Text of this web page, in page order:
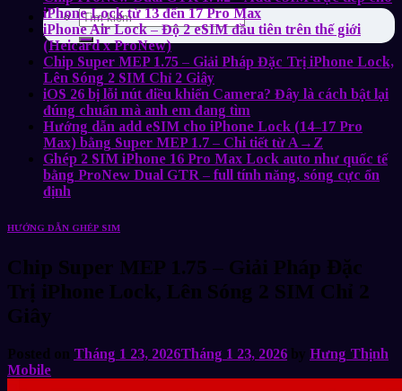
iPhone Lock từ 13 đến 17 Pro Max
iPhone Air Lock – Độ 2 eSIM đầu tiên trên thế giới
(Heicard x ProNew)
Chip Super MEP 1.75 – Giải Pháp Đặc Trị iPhone Lock,
Lên Sóng 2 SIM Chỉ 2 Giây
iOS 26 bị lỗi nút điều khiển Camera? Đây là cách bật lại
đúng chuẩn mà anh em đang tìm
Hướng dẫn add eSIM cho iPhone Lock (14–17 Pro
Max) bằng Super MEP 1.7 – Chi tiết từ A→Z
Ghép 2 SIM iPhone 16 Pro Max Lock auto như quốc tế
bằng ProNew Dual GTR – full tính năng, sóng cực ổn
định
HƯỚNG DẪN GHÉP SIM
Chip Super MEP 1.75 – Giải Pháp Đặc
Trị iPhone Lock, Lên Sóng 2 SIM Chỉ 2
Giây
Posted on Tháng 1 23, 2026Tháng 1 23, 2026 by Hưng Thịnh
Mobile